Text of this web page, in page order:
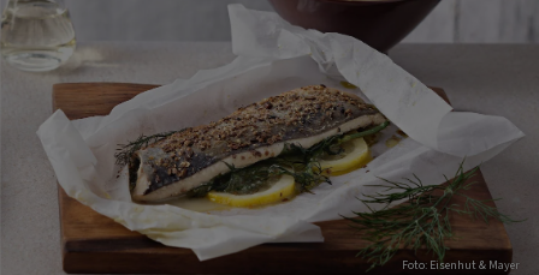
Foto: Eisenhut & Mayer